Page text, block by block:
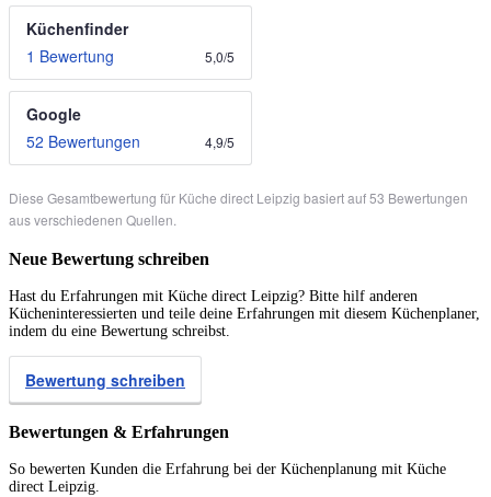
Küchenfinder
1 Bewertung
5,0/5
Google
52 Bewertungen
4,9/5
Diese Gesamtbewertung für Küche direct Leipzig basiert auf 53 Bewertungen
aus verschiedenen Quellen.
Neue Bewertung schreiben
Hast du Erfahrungen mit Küche direct Leipzig? Bitte hilf anderen
Kücheninteressierten und teile deine Erfahrungen mit diesem Küchenplaner,
indem du eine Bewertung schreibst.
Bewertung schreiben
Bewertungen & Erfahrungen
So bewerten Kunden die Erfahrung bei der Küchenplanung mit Küche
direct Leipzig.